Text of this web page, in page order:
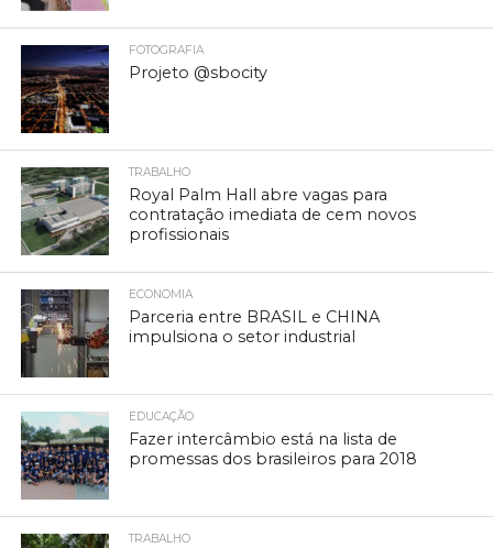
FOTOGRAFIA
Projeto @sbocity
TRABALHO
Royal Palm Hall abre vagas para
contratação imediata de cem novos
profissionais
ECONOMIA
Parceria entre BRASIL e CHINA
impulsiona o setor industrial
EDUCAÇÃO
Fazer intercâmbio está na lista de
promessas dos brasileiros para 2018
TRABALHO